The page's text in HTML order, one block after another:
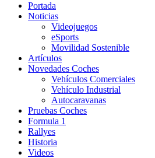
Portada
Noticias
Videojuegos
eSports
Movilidad Sostenible
Artículos
Novedades Coches
Vehículos Comerciales
Vehículo Industrial
Autocaravanas
Pruebas Coches
Formula 1
Rallyes
Historia
Videos